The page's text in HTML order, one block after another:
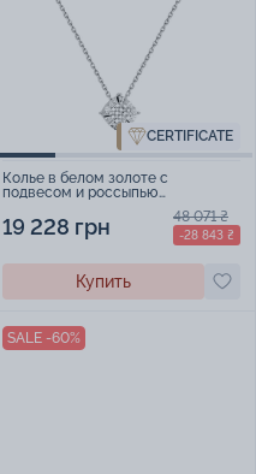
CERTIFICATE
Колье в белом золоте с
подвесом и россыпью
бриллиантов в якорном плетении
- 1707731
19 228 грн 48 071 ₴
-28 843 ₴
Купить
SALE -60%